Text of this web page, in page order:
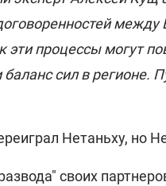
эти процессы могут
баланс сил в регионе.
Нетаньху, но
своих